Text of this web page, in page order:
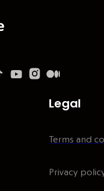
Legal
Terms and
Privacy